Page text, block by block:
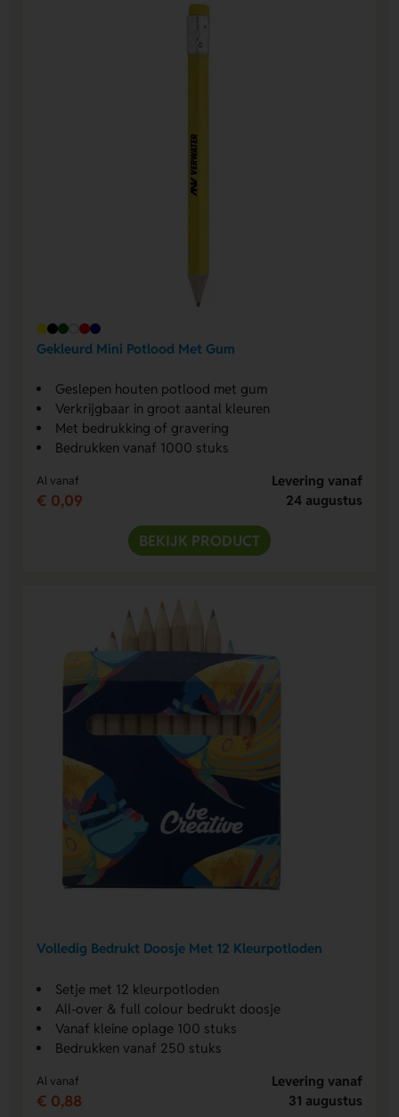
Gekleurd Mini Potlood Met Gum
Geslepen houten potlood met gum
Verkrijgbaar in groot aantal kleuren
Met bedrukking of gravering
Bedrukken vanaf 1000 stuks
Al vanaf
€ 0,09
Levering vanaf
24 augustus
BEKIJK PRODUCT
Volledig Bedrukt Doosje Met 12 Kleurpotloden
Setje met 12 kleurpotloden
All-over & full colour bedrukt doosje
Vanaf kleine oplage 100 stuks
Bedrukken vanaf 250 stuks
Al vanaf
€ 0,88
Levering vanaf
31 augustus